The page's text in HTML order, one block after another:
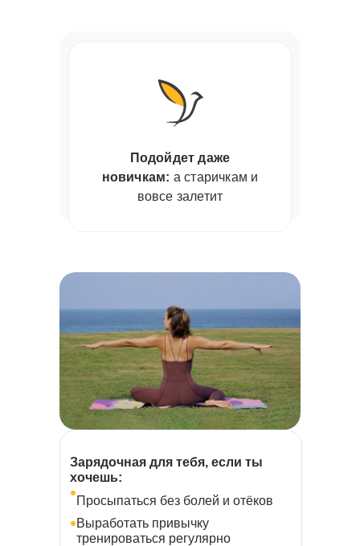
Подойдет даже
новичкам: а старичкам и
вовсе залетит
Зарядочная для тебя, если ты
хочешь:
Просыпаться без болей и отёков
Выработать привычку
тренироваться регулярно